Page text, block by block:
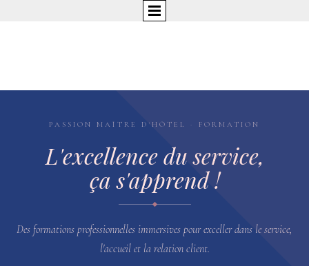
PASSION MAÎTRE D'HÔTEL · FORMATION
L'excellence du service,
ça s'apprend !
Des formations professionnelles immersives pour exceller dans le service,
l'accueil et la relation client.